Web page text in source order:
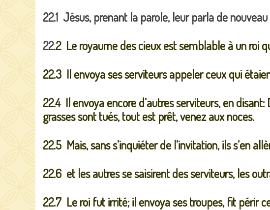
22.1 Jésus, prenant la parole, leur parla de
22.2 Le royaume des cieux est semblable à un roi
22.3 Il envoya ses serviteurs appeler ceux qui
22.4 Il envoya encore d’autres serviteurs, en
grasses sont tués, tout est prêt, venez aux noces.
22.5 Mais, sans s’inquiéter de l’invitation, ils s’en
22.6 et les autres se saisirent des serviteurs, les
22.7 Le roi fut irrité; il envoya ses troupes, fit périr